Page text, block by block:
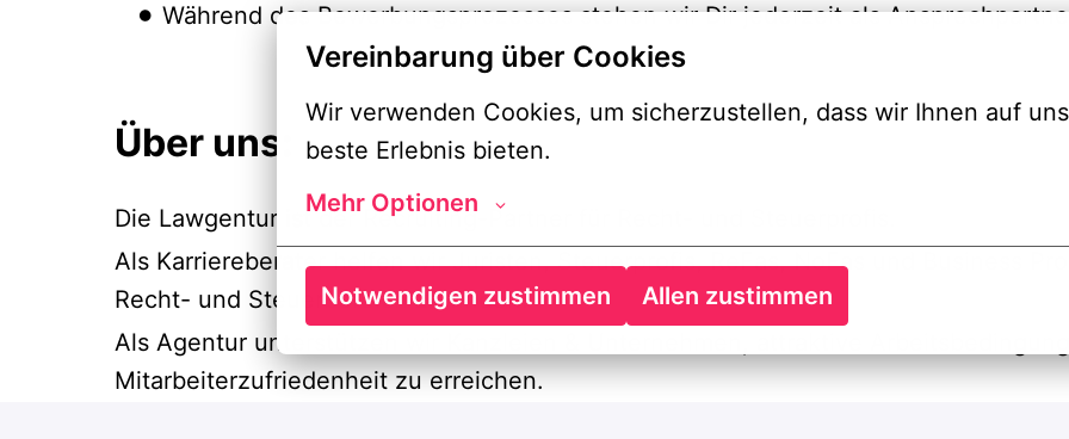
Vereinbarung über Cookies
Wir verwenden Cookies, um sicherzustellen, dass wir Ihnen auf
beste Erlebnis bieten.
Mehr Optionen
Notwendigen zustimmen Allen zustimmen
Während des Bewerbungsprozesses stehen wir Dir jederzeit als
Über uns:
Die Lawgentur ist der Recruiting-Partner für Recht- und Steuerprofis.
Als Karriereberater helfen wir Juristen, Steuerprofis, ReFas, NoFas und Business
Recht- und Steuerbereich zu finden.
Als Agentur unterstützen wir Kanzleien & Unternehmen, attraktive
Mitarbeiterzufriedenheit zu erreichen.